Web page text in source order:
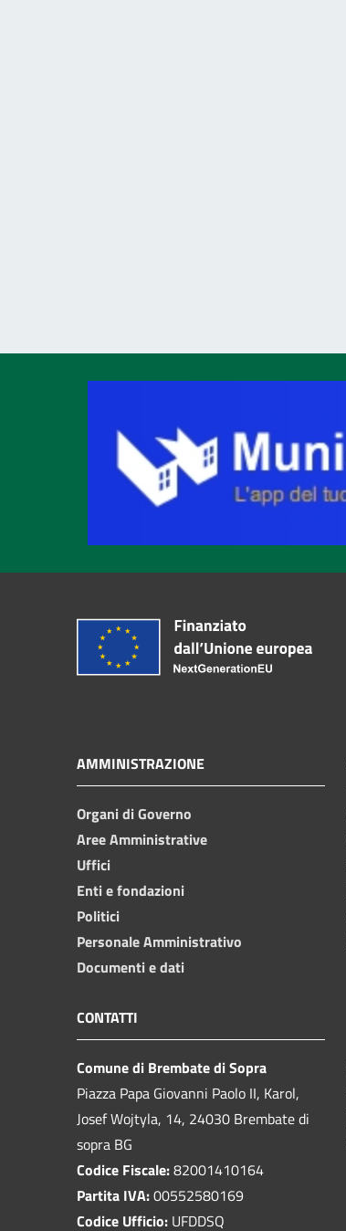
AMMINISTRAZIONE
Organi di Governo
Aree Amministrative
Uffici
Enti e fondazioni
Politici
Personale Amministrativo
Documenti e dati
CONTATTI
Comune di Brembate di Sopra
Piazza Papa Giovanni Paolo II, Karol,
Josef Wojtyla, 14, 24030 Brembate di
sopra BG
Codice Fiscale:82001410164
Partita IVA:00552580169
Codice Ufficio: UFDDSQ